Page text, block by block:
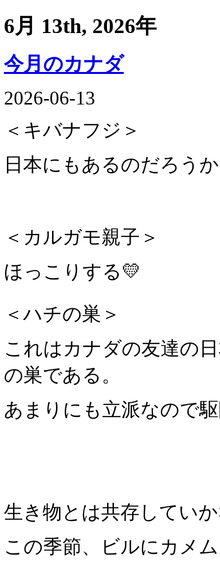
6月 13th, 2026年
今月のカナダ
2026-06-13
＜キバナフジ＞
日本にもあるのだろう
＜カルガモ親子＞
ほっこりする💛
＜ハチの巣＞
これはカナダの友達の
の巣である。
あまりにも立派なので
生き物とは共存してい
この季節、ビルにカメ